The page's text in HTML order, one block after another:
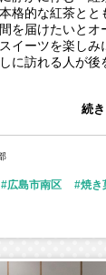
格的な紅茶とと
を届けたいとオ
イーツを楽しみ
に訪れる人が後
続
広島市南区
焼き